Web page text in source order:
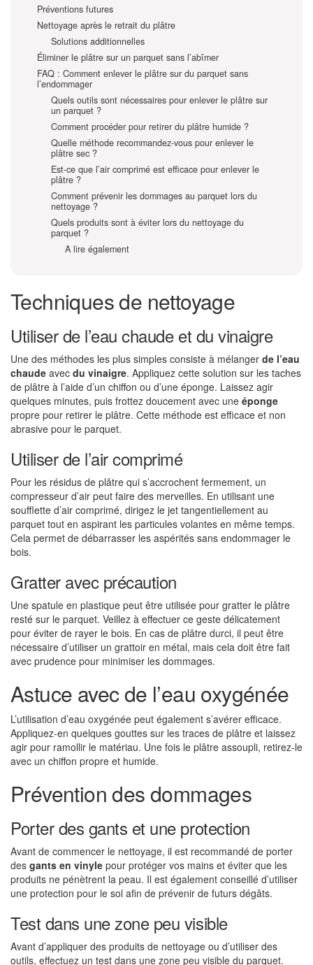
Préventions futures
Nettoyage après le retrait du plâtre
Solutions additionnelles
Éliminer le plâtre sur un parquet sans l’abîmer
FAQ : Comment enlever le plâtre sur du parquet sans
l’endommager
Quels outils sont nécessaires pour enlever le plâtre sur
un parquet ?
Comment procéder pour retirer du plâtre humide ?
Quelle méthode recommandez-vous pour enlever le
plâtre sec ?
Est-ce que l’air comprimé est efficace pour enlever le
plâtre ?
Comment prévenir les dommages au parquet lors du
nettoyage ?
Quels produits sont à éviter lors du nettoyage du
parquet ?
A lire également
Techniques de nettoyage
Utiliser de l’eau chaude et du vinaigre
Une des méthodes les plus simples consiste à mélanger de l’eau
chaude avec du vinaigre. Appliquez cette solution sur les taches
de plâtre à l’aide d’un chiffon ou d’une éponge. Laissez agir
quelques minutes, puis frottez doucement avec une éponge
propre pour retirer le plâtre. Cette méthode est efficace et non
abrasive pour le parquet.
Utiliser de l’air comprimé
Pour les résidus de plâtre qui s’accrochent fermement, un
compresseur d’air peut faire des merveilles. En utilisant une
soufflette d’air comprimé, dirigez le jet tangentiellement au
parquet tout en aspirant les particules volantes en même temps.
Cela permet de débarrasser les aspérités sans endommager le
bois.
Gratter avec précaution
Une spatule en plastique peut être utilisée pour gratter le plâtre
resté sur le parquet. Veillez à effectuer ce geste délicatement
pour éviter de rayer le bois. En cas de plâtre durci, il peut être
nécessaire d’utiliser un grattoir en métal, mais cela doit être fait
avec prudence pour minimiser les dommages.
Astuce avec de l’eau oxygénée
L’utilisation d’eau oxygénée peut également s’avérer efficace.
Appliquez-en quelques gouttes sur les traces de plâtre et laissez
agir pour ramollir le matériau. Une fois le plâtre assoupli, retirez-le
avec un chiffon propre et humide.
Prévention des dommages
Porter des gants et une protection
Avant de commencer le nettoyage, il est recommandé de porter
des gants en vinyle pour protéger vos mains et éviter que les
produits ne pénètrent la peau. Il est également conseillé d’utiliser
une protection pour le sol afin de prévenir de futurs dégâts.
Test dans une zone peu visible
Avant d’appliquer des produits de nettoyage ou d’utiliser des
outils, effectuez un test dans une zone peu visible du parquet.